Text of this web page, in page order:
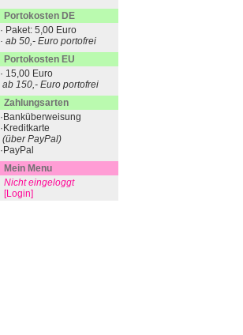
Portokosten DE
· Paket: 5,00 Euro
· ab 50,- Euro portofrei
Portokosten EU
· 15,00 Euro
ab 150,- Euro portofrei
Zahlungsarten
·Banküberweisung
·Kreditkarte
(über PayPal)
·PayPal
Mein Menu
Nicht eingeloggt
[Login]